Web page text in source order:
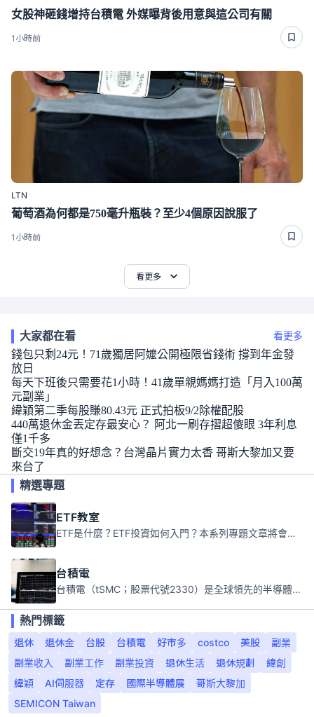
女股神砸錢增持台積電 外媒曝背後用意與這公司有關
1小時前
LTN
葡萄酒為何都是750毫升瓶裝？至少4個原因說服了
1小時前
看更多
大家都在看 看更多
錢包只剩24元！71歲獨居阿嬤公開極限省錢術 撐到年金發
放日
每天下班後只需要花1小時！41歲單親媽媽打造「月入100萬
元副業」
緯穎第二季每股賺80.43元 正式拍板9/2除權配股
440萬退休金丟定存最安心？ 阿北一刷存摺超傻眼 3年利息
僅1千多
斷交19年真的好想念？台灣晶片實力太香 哥斯大黎加又要
來台了
精選專題
ETF教室
ETF是什麼？ETF投資如何入門？本系列專題文章將會告訴你新手必須知道的ETF基礎知識。
台積電
台積電（tSMC；股票代號2330）是全球領先的半導體代工公司，成立於1987年，總部位於台灣新竹。且已於美國、日本、德國及中國設廠，台積電是全球首家專業積體電路製造服務公司，也是全球最先進和最大規模的半導體代工廠。
熱門標籤
退休
退休金 台股 台積電 好市多 costco 美股
副業
副業收入
副業工作 副業投資 退休生活 退休規劃
緯創
緯穎
AI伺服器 定存 國際半導體展
哥斯大黎加
SEMICON Taiwan